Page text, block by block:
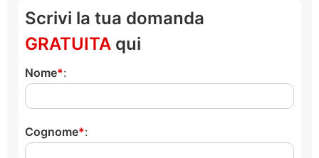
Scrivi la tua domanda
GRATUITA qui
Nome :
Cognome :